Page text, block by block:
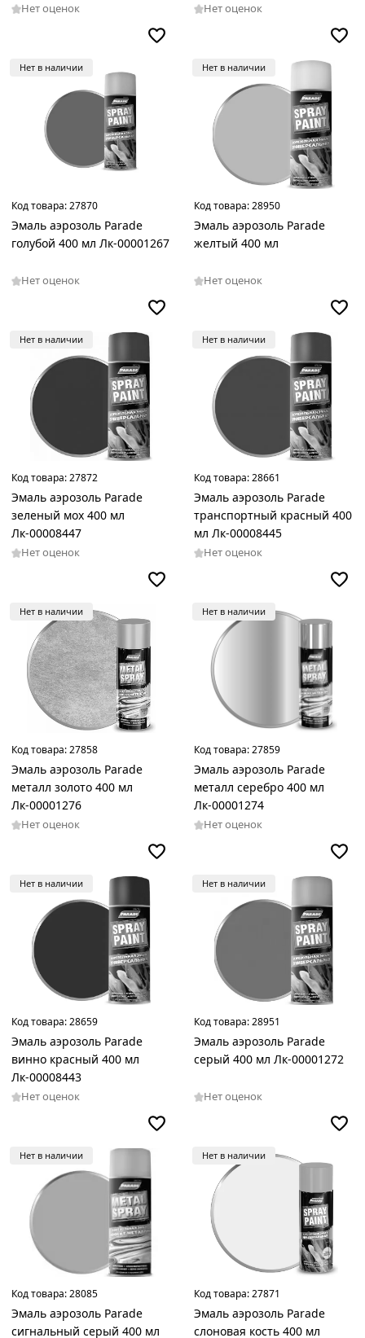
Нет оценок Нет оценок
Нет в наличии
Код товара:27870
Эмаль аэрозоль Parade
голубой 400 мл Лк-00001267
Нет оценок
Нет в наличии
Код товара:28950
Эмаль аэрозоль Parade
желтый 400 мл
Нет оценок
Нет в наличии
Код товара:27872
Эмаль аэрозоль Parade
зеленый мох 400 мл
Лк-00008447
Нет оценок
Нет в наличии
Код товара:28661
Эмаль аэрозоль Parade
транспортный красный 400
мл Лк-00008445
Нет оценок
Нет в наличии
Код товара:27858
Эмаль аэрозоль Parade
металл золото 400 мл
Лк-00001276
Нет оценок
Нет в наличии
Код товара:27859
Эмаль аэрозоль Parade
металл серебро 400 мл
Лк-00001274
Нет оценок
Нет в наличии
Код товара:28659
Эмаль аэрозоль Parade
винно красный 400 мл
Лк-00008443
Нет оценок
Нет в наличии
Код товара:28951
Эмаль аэрозоль Parade
серый 400 мл Лк-00001272
Нет оценок
Нет в наличии
Код товара:28085
Эмаль аэрозоль Parade
сигнальный серый 400 мл
Нет в наличии
Код товара:27871
Эмаль аэрозоль Parade
слоновая кость 400 мл